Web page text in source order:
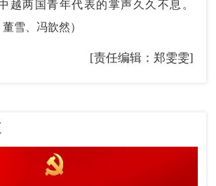
两国青年代表的掌声久久不息。
雪、冯歆然）
[责任编辑：郑雯雯]